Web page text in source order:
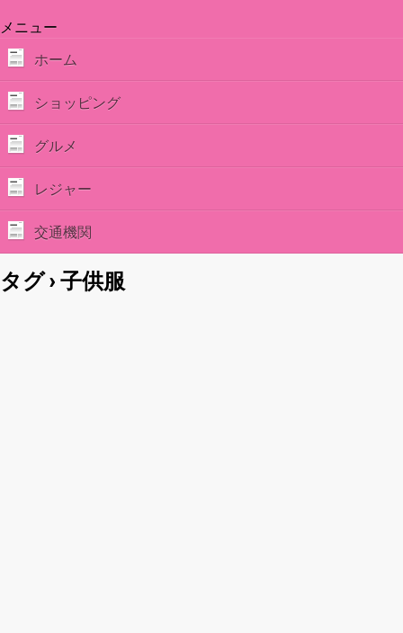
メニュー
ホーム
ショッピング
グルメ
レジャー
交通機関
タグ › 子供服